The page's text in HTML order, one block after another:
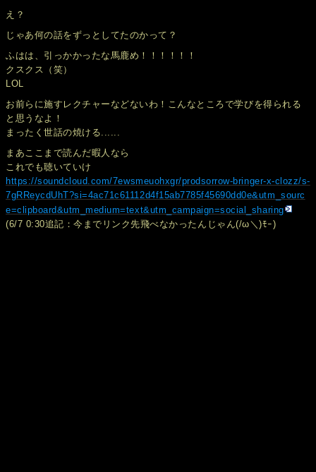
え？
じゃあ何の話をずっとしてたのかって？
ふはは、引っかかったな馬鹿め！！！！！！
クスクス（笑）
LOL
お前らに施すレクチャーなどないわ！こんなところで学びを得られる
と思うなよ！
まったく世話の焼ける......
まあここまで読んだ暇人なら
これでも聴いていけ
https://soundcloud.com/7ewsmeuohxgr/prodsorrow-bringer-x-clozz/s-
7gRReycdUhT?si=4ac71c61112d4f15ab7785f45690dd0e&utm_sourc
e=clipboard&utm_medium=text&utm_campaign=social_sharing
(6/7 0:30追記：今までリンク先飛べなかったんじゃん(/ω＼)ﾓｰ)